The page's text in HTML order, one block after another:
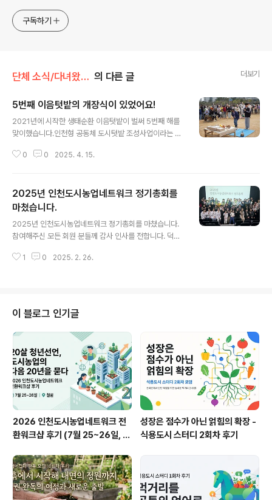
구독하기
단체 소식/다녀왔습니다 의 다른 글 더보기
5번째 이음텃밭의 개장식이 있었어요!
2021년에 시작한 생태순환 이음텃밭이 벌써 5번째 해를
맞이했습니다.인천형 공동체 도시텃밭 조성사업이라는 주
으로 편성된 이음텃밭은 송도동 28-1번지(국제병원부지)
텃밭들과 같아보이지만, 농사활동과 더불어 자원활동을 통
한 기부텃밭운영, 자발적인 소모임활동, 자치활동을 통해
만들어가는 행사와 체험, 교육 등 복합적인 기능을 해오고
있죠. 인천시민들이 참여하고 함께 만들어가는 텃밭을 목
적으로 하고 있습니다. 올해도 간단한 시농제의 형식을 빌
려 개장식이 진행되었습니다. 풍물소리가 들리니 여기저기
0 0 2025. 4. 15.
2025년 인천도시농업네트워크 정기총회를
마쳤습니다.
2025년 인천도시농업네트워크 정기총회를 마쳤습니다.
참여해주신 모든 회원 분들께 감사 인사를 전합니다. 덕분
니다.[2025년 정기총회 결과]재적인원 159명중 위임 포
자, 이종범, 김보혜, 방제식), 감사(고정임, 이대원)2025년
정기총회 자료집 - 사업평가 결산, 감사, 사업계획 예산, 임
원선출, 단체현황과 정관 등을 보실 수 있습니다. 2025년
정기총회 회의록 - 이날 회의 결과를 회의록에서 확인하세
요.이날 총회는 공연과 활동공유로 시작했습니다.공연중에
가장 먼저 준비를 시작..
1 0 2025. 2. 26.
이 블로그 인기글
2026 인천도시농업네트워크 전
환워크샵 후기 (7월 25~26일, 철
성장은 점수가 아닌 얽힘의 확장 -
식용도시 스터디 2회차 후기